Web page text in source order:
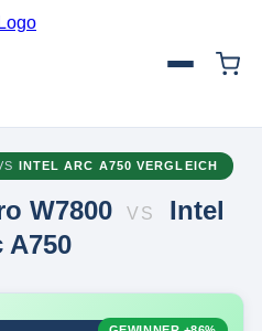
INTEL ARC A750 VERGLEICH
W7800 VS
Intel
A750